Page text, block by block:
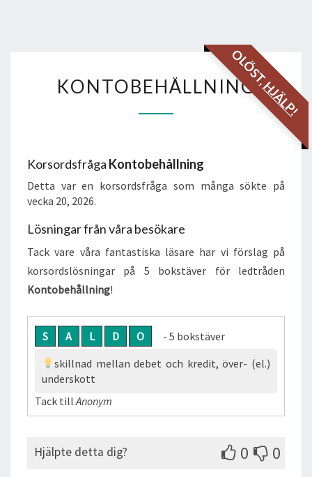
OLÖST,
HJÄLP!
KONTOBEHÅLLNING
KONTOBEHÅLLNING
Korsordsfråga Kontobehållning
Detta var en korsordsfråga som många sökte på
vecka 20, 2026.
Lösningar från våra besökare
Tack vare våra fantastiska läsare har vi förslag på
korsordslösningar på 5 bokstäver för ledtråden
Kontobehållning!
S A L D O
- 5 bokstäver
skillnad mellan debet och kredit, över- (el.)
underskott
Tack tillAnonym
Hjälpte detta dig? 0 0